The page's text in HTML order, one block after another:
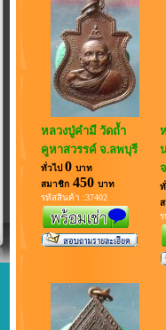
หลวงปู่คำมี วัดถ้ำ
คูหาสวรรค์ จ.ลพบุรี
ทั่วไป 0 บาท
สมาชิก 450 บาท
รหัสสินค้า :37402